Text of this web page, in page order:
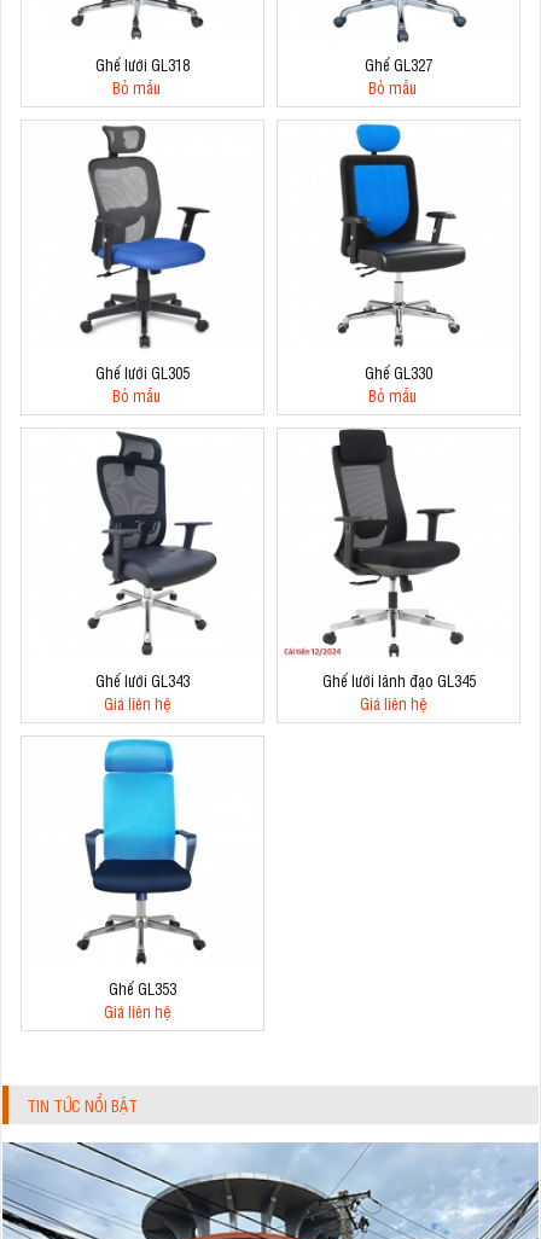
Ghế lưới GL318
Bỏ mẫu
Ghế GL327
Bỏ mẫu
Ghế lưới GL305
Bỏ mẫu
Ghế GL330
Bỏ mẫu
Ghế lưới GL343
Giá liên hệ
Ghế lưới lãnh đạo GL345
Giá liên hệ
Ghế GL353
Giá liên hệ
TIN TỨC NỔI BẬT